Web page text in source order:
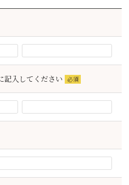
記入してください
(必
須)